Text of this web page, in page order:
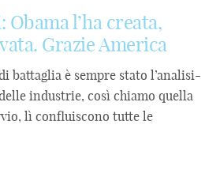
Obama l’ha creata,
Grazie America
battaglia è sempre stato l’analisi-
industrie, così chiamo quella
lì confluiscono tutte le